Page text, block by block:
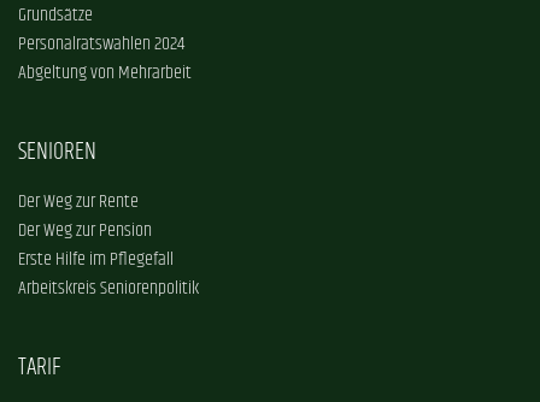
Grundsätze
Personalratswahlen 2024
Abgeltung von Mehrarbeit
SENIOREN
Der Weg zur Rente
Der Weg zur Pension
Erste Hilfe im Pflegefall
Arbeitskreis Seniorenpolitik
TARIF